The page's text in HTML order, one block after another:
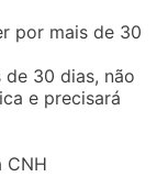
por mais de 30
30 dias, não
e precisará
CNH